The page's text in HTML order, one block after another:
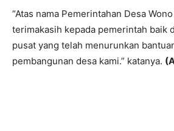
“Atas nama Pemerintahan Desa
terimakasih kepada pemerintah baik
pusat yang telah menurunkan
pembangunan desa kami.” katanya.